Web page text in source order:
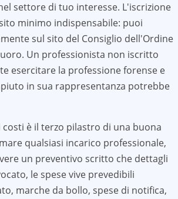
settore di tuo interesse. L'iscrizione
minimo indispensabile: puoi
sul sito del Consiglio dell'Ordine
. Un professionista non iscritto
esercitare la professione forense e
in sua rappresentanza potrebbe
costi è il terzo pilastro di una buona
qualsiasi incarico professionale,
un preventivo scritto che dettagli
le spese vive prevedibili
marche da bollo, spese di notifica,